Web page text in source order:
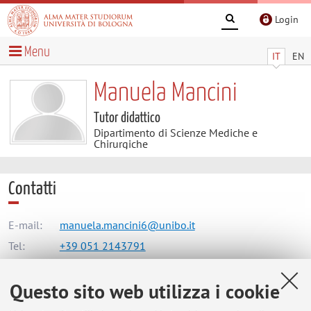
Questo sito web utilizza i cookie
Login
IT EN
Menu
Manuela Mancini
Tutor didattico
Dipartimento di Scienze Mediche e
Chirurgiche
Contatti
E-mail:
manuela.mancini6@unibo.it
Tel:
+39 051 2143791
Dipartimento di Scienze Mediche e Chirurgiche